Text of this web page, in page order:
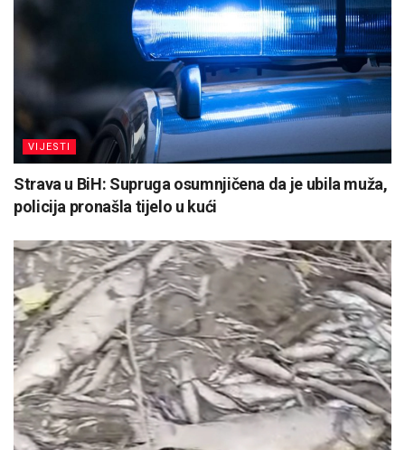
VIJESTI
Strava u BiH: Supruga osumnjičena da je ubila muža,
policija pronašla tijelo u kući